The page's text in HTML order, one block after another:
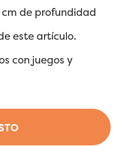
cm de profundidad
este artículo.
con juegos y